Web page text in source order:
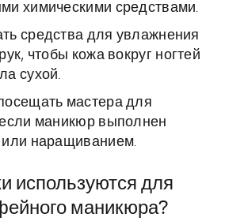
химическими средствами.
средства для увлажнения
чтобы кожа вокруг ногтей
сухой.
мастера для
маникюр выполнен
или наращиванием.
используются для
маникюра?